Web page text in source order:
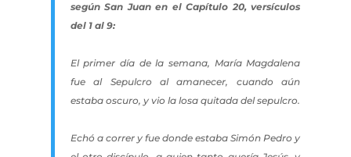
según San Juan en el Capítulo 20, versículos
del 1 al 9:
El primer día de la semana, María Magdalena
fue al Sepulcro al amanecer, cuando aún
estaba oscuro, y vio la losa quitada del sepulcro.
Echó a correr y fue donde estaba Simón Pedro y